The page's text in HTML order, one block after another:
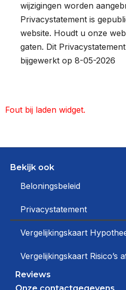
wijzigingen worden
Privacystatement is
website. Houdt u onze
gaten. Dit
bijgewerkt op 8-05-2026
Fout bij laden widget.
Bekijk ook
Beloningsbeleid
Privacystatement
Vergelijkingskaart
Vergelijkingskaart Risico’s
Reviews